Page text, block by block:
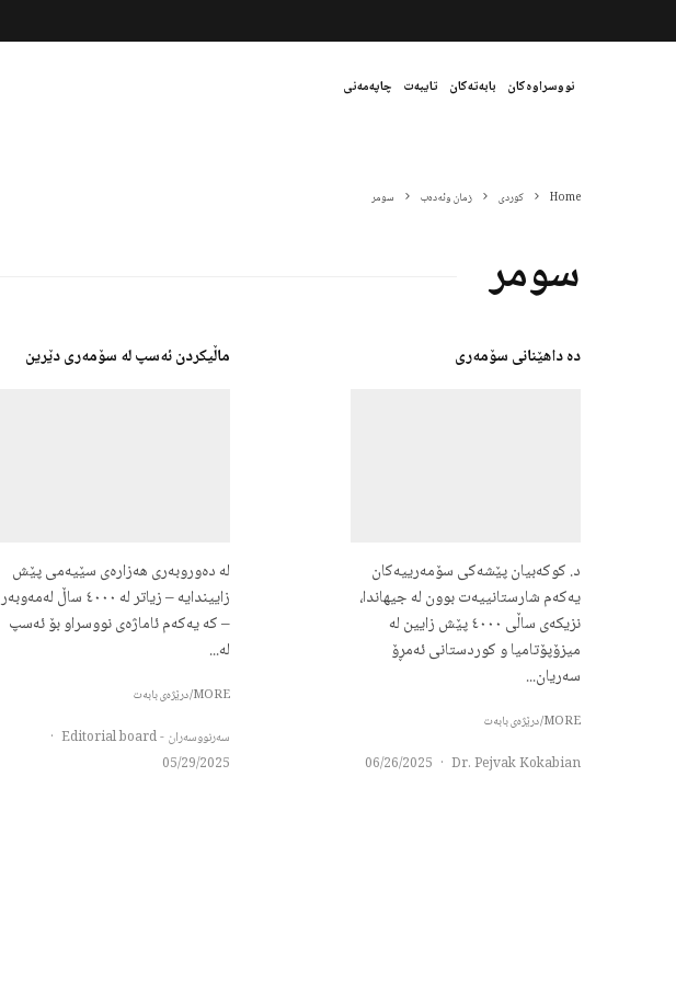
نووسراوەکان بابەتەکان تایبەت چاپەمەنی
Home کوردی زمان وئەدەب سومر
سومر
دە داهێنانی سۆمەری
د. کوکەبیان پێشەکی سۆمەرییەکان
یەکەم شارستانییەت بوون لە جیهاندا،
نزیکەی ساڵی ٤٠٠٠ پێش زایین لە
میزۆپۆتامیا و کوردستانی ئەمڕۆ
سەریان...
MORE/درێژەی بابەت
Dr. Pejvak Kokabian
·
06/26/2025
ماڵیکردن ئەسپ لە سۆمەری دێرین
لە دەوروبەری هەزارەی سێیەمی پێش
زاییندایە – زیاتر لە ٤٠٠٠ ساڵ لەمەوبەر
– کە یەکەم ئاماژەی نووسراو بۆ ئەسپ
لە...
MORE/درێژەی بابەت
سەرنووسەران - Editorial board
·
05/29/2025